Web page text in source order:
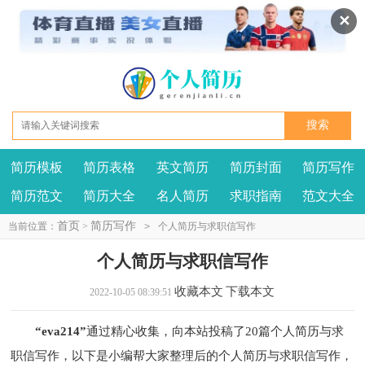
✕
我要投稿 投诉建议
简历模板 简历表格 英文简历 简历封面 简历写作
简历范文 简历大全 名人简历 求职指南 范文大全
当前位置： 首页 > 简历写作 > 个人简历与求职信写作
个人简历与求职信写作
2022-10-05 08:39:51 收藏本文 下载本文
“eva214”通过精心收集，向本站投稿了20篇个人简历与求
职信写作，以下是小编帮大家整理后的个人简历与求职信写作，